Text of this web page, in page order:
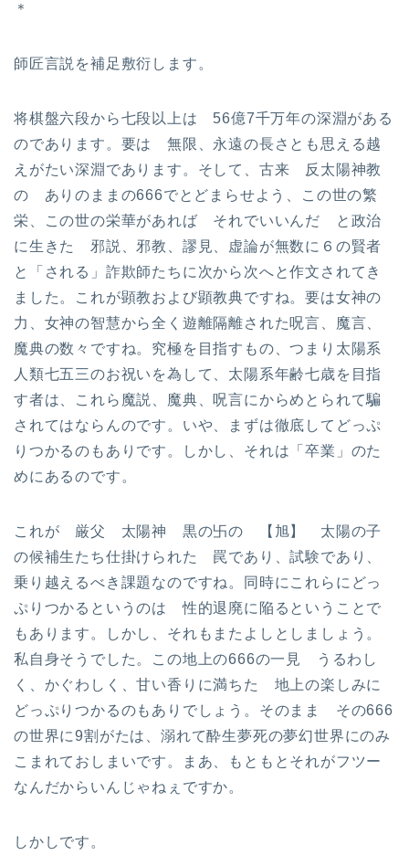
＊
師匠言説を補足敷衍します。
将棋盤六段から七段以上は 56億7千万年の深淵がある
のであります。要は 無限、永遠の長さとも思える越
えがたい深淵であります。そして、古来 反太陽神教
の ありのままの666でとどまらせよう、この世の繁
栄、この世の栄華があれば それでいいんだ と政治
に生きた 邪説、邪教、謬見、虚論が無数に６の賢者
と「される」詐欺師たちに次から次へと作文されてき
ました。これが顕教および顕教典ですね。要は女神の
力、女神の智慧から全く遊離隔離された呪言、魔言、
魔典の数々ですね。究極を目指すもの、つまり太陽系
人類七五三のお祝いを為して、太陽系年齢七歳を目指
す者は、これら魔説、魔典、呪言にからめとられて騙
されてはならんのです。いや、まずは徹底してどっぷ
りつかるのもありです。しかし、それは「卒業」のた
めにあるのです。
これが 厳父 太陽神 黒の卐の 【旭】 太陽の子
の候補生たち仕掛けられた 罠であり、試験であり、
乗り越えるべき課題なのですね。同時にこれらにどっ
ぷりつかるというのは 性的退廃に陥るということで
もあります。しかし、それもまたよしとしましょう。
私自身そうでした。この地上の666の一見 うるわし
く、かぐわしく、甘い香りに満ちた 地上の楽しみに
どっぷりつかるのもありでしょう。そのまま その666
の世界に9割がたは、溺れて酔生夢死の夢幻世界にのみ
こまれておしまいです。まあ、もともとそれがフツー
なんだからいんじゃねぇですか。
しかしです。